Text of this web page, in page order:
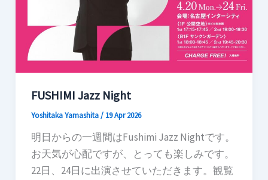
FUSHIMI Jazz Night
Yoshitaka Yamashita/ 19 Apr 2026
明日からの一週間はFushimi Jazz Nightです。
お天気が心配ですが、とっても楽しみです。
22日、24日に出演させていただきます。観覧